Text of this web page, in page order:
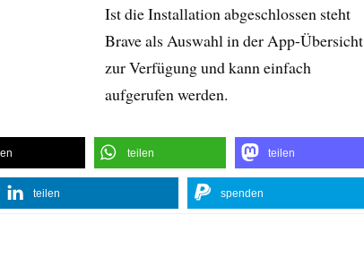
Ist die Installation abgeschlossen steht
Brave als Auswahl in der App-Übersicht
zur Verfügung und kann einfach
aufgerufen werden.
teilen teilen
teilen spenden